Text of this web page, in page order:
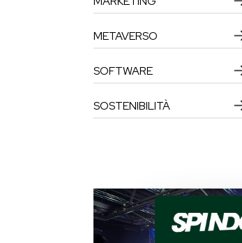
METAVERSO
SOFTWARE
SOSTENIBILITÀ